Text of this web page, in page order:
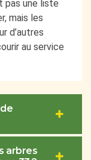
pas une liste
mais les
d’autres
au service
arbres